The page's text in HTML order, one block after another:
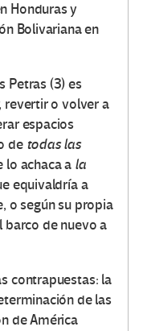
Honduras y
Bolivariana en
Petras (3) es
revertir o volver a
espacios
de todas las
lo achaca a la
equivaldría a
o según su propia
barco de nuevo a
contrapuestas: la
de las
de América